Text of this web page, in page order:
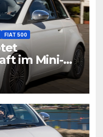
FIAT 500
im Mini-